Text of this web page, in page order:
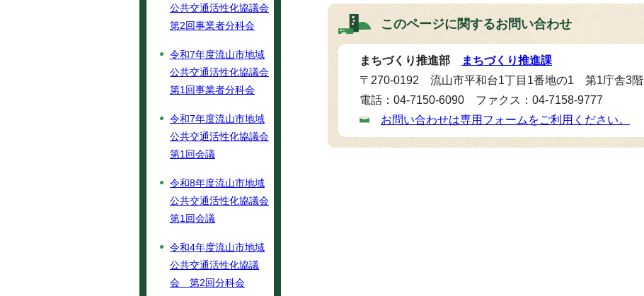
このページに関するお問い合わせ
まちづくり推進部
まちづくり推進課
〒270-0192 流山市平和台1丁目1番地の1 第1庁舎3階
電話：04-7150-6090 ファクス：04-7158-9777
お問い合わせは専用フォームをご利用ください。
公共交通活性化協議会
第2回事業者分科会
令和7年度流山市地域
公共交通活性化協議会
第1回事業者分科会
令和7年度流山市地域
公共交通活性化協議会
第1回会議
令和8年度流山市地域
公共交通活性化協議会
第1回会議
令和4年度流山市地域
公共交通活性化協議
会 第2回分科会